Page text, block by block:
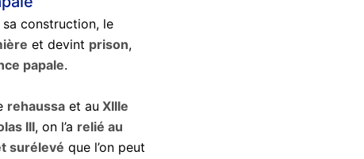
construction, le
et devint prison,
papale.
rehaussa et au XIIIe
III, on l’a relié au
surélevé que l’on peut